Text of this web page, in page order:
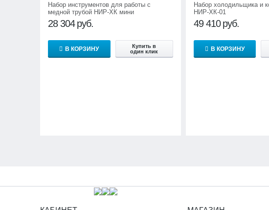
Набор инструментов для работы с
медной трубой НИР-ХК мини
28 304 руб.
В КОРЗИНУ
Купить в
один клик
Набор холодильщика и
НИР-ХК-01
49 410 руб.
В КОРЗИНУ